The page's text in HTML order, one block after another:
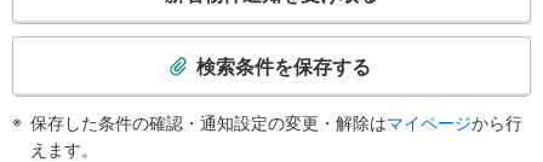
検
検索条件を保存する
保存した条件の確認・通知設定の変更・解除はマイページから行
えます。